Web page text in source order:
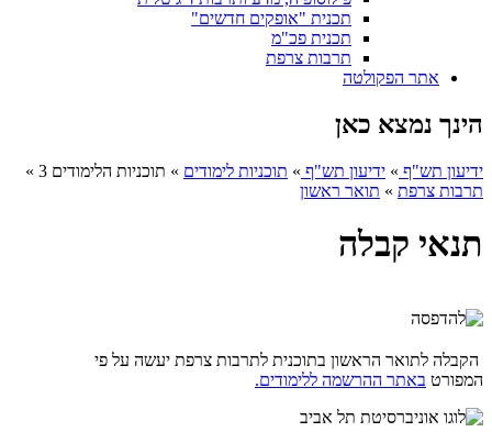
תכנית "אופקים חדשים"
תכנית פכ"מ
תרבות צרפת
אתר הפקולטה
הינך נמצא כאן
ידיעון תש"ף » ידיעון תש"ף » תוכניות לימודים » תוכניות הלימודים 3
»
תרבות צרפת » תואר ראשון
תנאי קבלה
הקבלה לתואר הראשון בתוכנית לתרבות צרפת יעשה על פי
המפורט באתר ההרשמה ללימודים.